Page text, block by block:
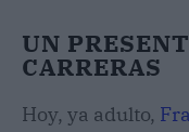
UN
CARRERAS
Hoy, ya adulto,